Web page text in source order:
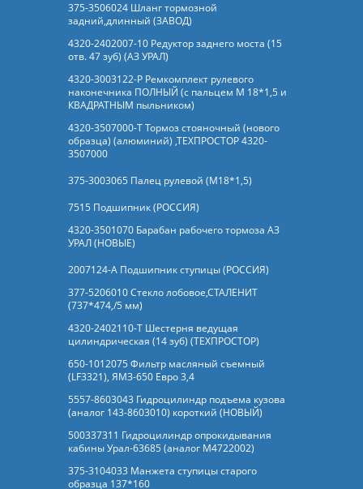
375-3506024 Шланг тормозной
задний,длинный (ЗАВОД)
4320-2402007-10 Редуктор заднего моста (15
отв. 47 зуб) (АЗ УРАЛ)
4320-3003122-Р Ремкомплект рулевого
наконечника ПОЛНЫЙ (с пальцем М 18*1,5 и
КВАДРАТНЫМ пыльником)
4320-3507000-Т Тормоз стояночный (нового
образца) (алюминий) ,ТЕХПРОСТОР 4320-
3507000
375-3003065 Палец рулевой (М18*1,5)
7515 Подшипник (РОССИЯ)
4320-3501070 Барабан рабочего тормоза АЗ
УРАЛ (НОВЫЕ)
2007124-А Подшипник ступицы (РОССИЯ)
377-5206010 Стекло лобовое,СТАЛЕНИТ
(737*474,/5 мм)
4320-2402110-Т Шестерня ведущая
цилиндрическая (14 зуб) (ТЕХПРОСТОР)
650-1012075 Фильтр масляный съемный
(LF3321), ЯМЗ-650 Евро 3,4
5557-8603043 Гидроцилиндр подъема кузова
(аналог 143-8603010) короткий (НОВЫЙ)
500337311 Гидроцилиндр опрокидывания
кабины Урал-63685 (аналог M4722002)
375-3104033 Манжета ступицы старого
образца 137*160